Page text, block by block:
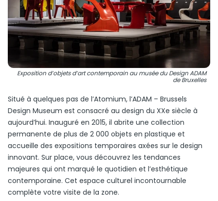
Exposition d’objets d’art contemporain au musée du Design ADAM
de Bruxelles
Situé à quelques pas de l’Atomium, l’ADAM – Brussels
Design Museum est consacré au design du XXe siècle à
aujourd’hui. Inauguré en 2015, il abrite une collection
permanente de plus de 2 000 objets en plastique et
accueille des expositions temporaires axées sur le design
innovant. Sur place, vous découvrez les tendances
majeures qui ont marqué le quotidien et l’esthétique
contemporaine. Cet espace culturel incontournable
complète votre visite de la zone.